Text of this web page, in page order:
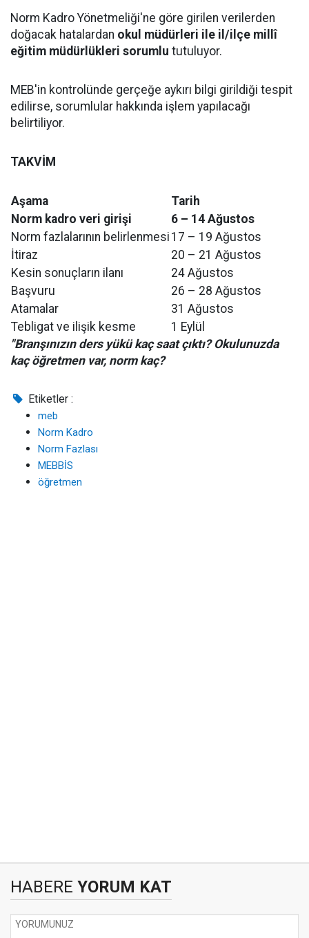
Norm Kadro Yönetmeliği'ne göre girilen verilerden
doğacak hatalardan okul müdürleri ile il/ilçe millî
eğitim müdürlükleri sorumlu tutuluyor.
MEB'in kontrolünde gerçeğe aykırı bilgi girildiği tespit
edilirse, sorumlular hakkında işlem yapılacağı
belirtiliyor.
TAKVİM
Aşama
Tarih
Norm kadro veri girişi
6 – 14 Ağustos
Norm fazlalarının belirlenmesi 17 – 19 Ağustos
İtiraz
20 – 21 Ağustos
Kesin sonuçların ilanı
24 Ağustos
Başvuru
26 – 28 Ağustos
Atamalar
31 Ağustos
Tebligat ve ilişik kesme
1 Eylül
"Branşınızın ders yükü kaç saat çıktı? Okulunuzda
kaç öğretmen var, norm kaç?
Etiketler :
meb
Norm Kadro
Norm Fazlası
MEBBİS
öğretmen
HABERE YORUM KAT